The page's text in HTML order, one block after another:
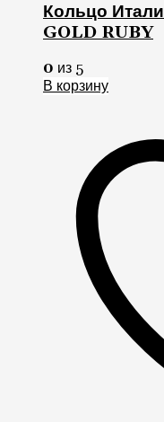
Кольцо
GOLD RUBY
0 из 5
В корзину